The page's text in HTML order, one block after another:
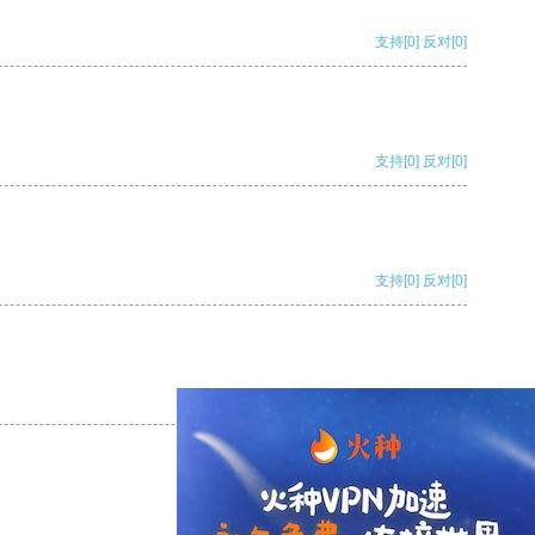
支持[0] 反对[0]
支持[0] 反对[0]
支持[0] 反对[0]
支持 [0] 反对[0]